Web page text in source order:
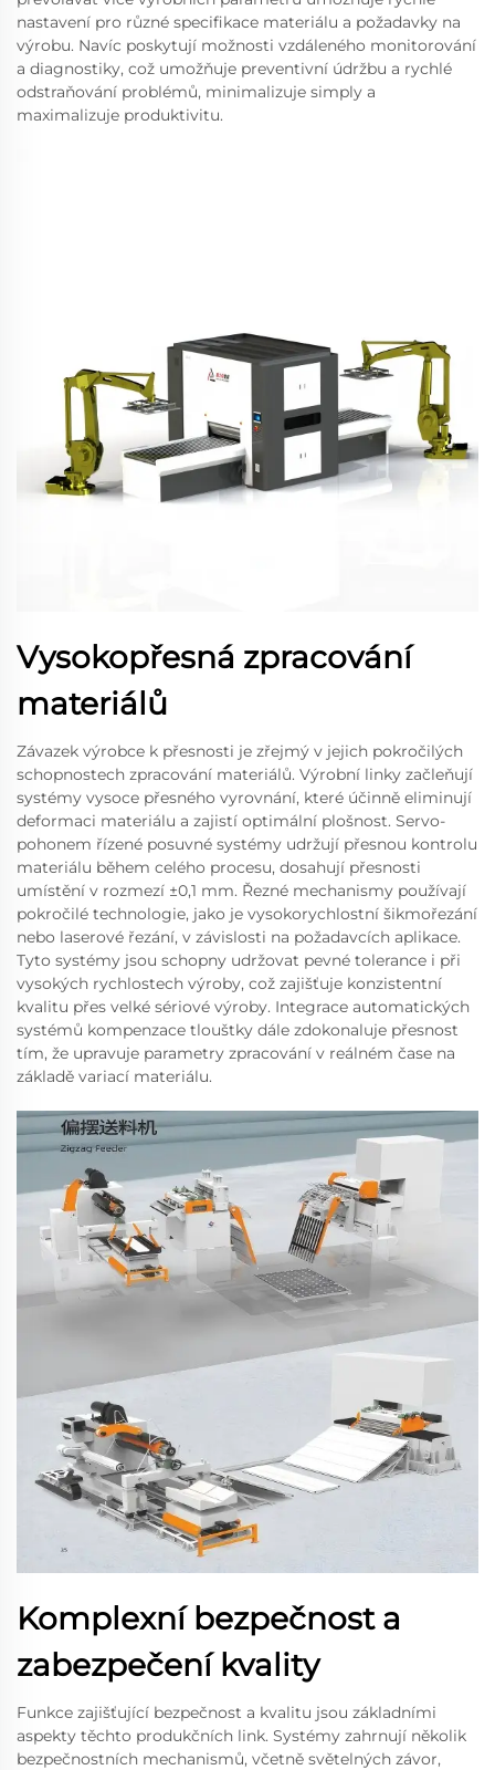
nastavení pro různé specifikace materiálu a požadavky na
výrobu. Navíc poskytují možnosti vzdáleného monitorování
a diagnostiky, což umožňuje preventivní údržbu a rychlé
odstraňování problémů, minimalizuje simply a
maximalizuje produktivitu.
Vysokopřesná zpracování
materiálů
Závazek výrobce k přesnosti je zřejmý v jejich pokročilých
schopnostech zpracování materiálů. Výrobní linky začleňují
systémy vysoce přesného vyrovnání, které účinně eliminují
deformaci materiálu a zajistí optimální plošnost. Servo-
pohonem řízené posuvné systémy udržují přesnou kontrolu
materiálu během celého procesu, dosahují přesnosti
umístění v rozmezí ±0,1 mm. Řezné mechanismy používají
pokročilé technologie, jako je vysokorychlostní šikmořezání
nebo laserové řezání, v závislosti na požadavcích aplikace.
Tyto systémy jsou schopny udržovat pevné tolerance i při
vysokých rychlostech výroby, což zajišťuje konzistentní
kvalitu přes velké sériové výroby. Integrace automatických
systémů kompenzace tlouštky dále zdokonaluje přesnost
tím, že upravuje parametry zpracování v reálném čase na
základě variací materiálu.
Komplexní bezpečnost a
zabezpečení kvality
Funkce zajišťující bezpečnost a kvalitu jsou základními
aspekty těchto produkčních link. Systémy zahrnují několik
bezpečnostních mechanismů, včetně světelných závor,